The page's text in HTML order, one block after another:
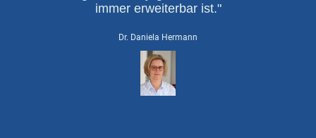
immer erweiterbar ist."
Dr. Daniela Hermann